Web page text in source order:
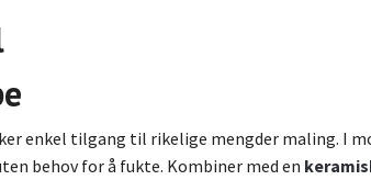
enkel tilgang til rikelige mengder maling. I
behov for å fukte. Kombiner med en